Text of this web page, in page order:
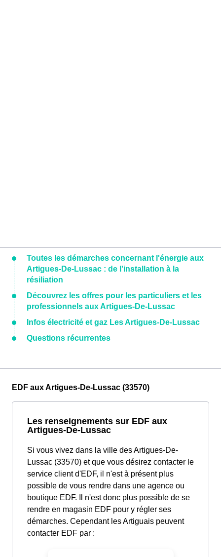
Toutes les démarches concernant l'énergie aux
Artigues-De-Lussac : de l'installation à la
résiliation
Découvrez les offres pour les particuliers et les
professionnels aux Artigues-De-Lussac
Infos électricité et gaz Les Artigues-De-Lussac
Questions récurrentes
EDF aux Artigues-De-Lussac (33570)
Les renseignements sur EDF aux
Artigues-De-Lussac
Si vous vivez dans la ville des Artigues-De-
Lussac (33570) et que vous désirez contacter le
service client d'EDF, il n'est à présent plus
possible de vous rendre dans une agence ou
boutique EDF. Il n'est donc plus possible de se
rendre en magasin EDF pour y régler ses
démarches. Cependant les Artiguais peuvent
contacter EDF par :